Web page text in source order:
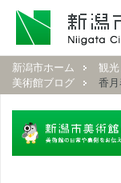
新潟市ホーム 観
美術館ブログ
香月